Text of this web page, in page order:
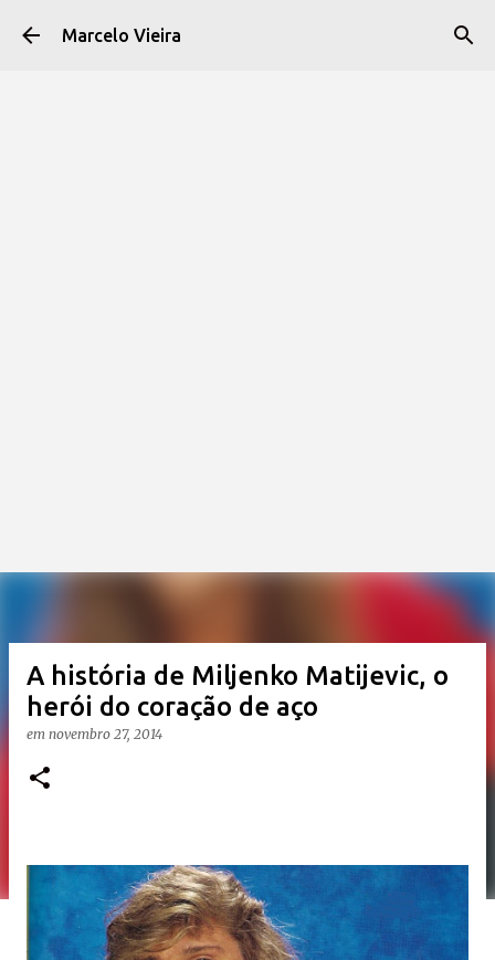
Pular para o conteúdo principal
Marcelo Vieira
A história de Miljenko Matijevic, o
herói do coração de aço
em novembro 27, 2014